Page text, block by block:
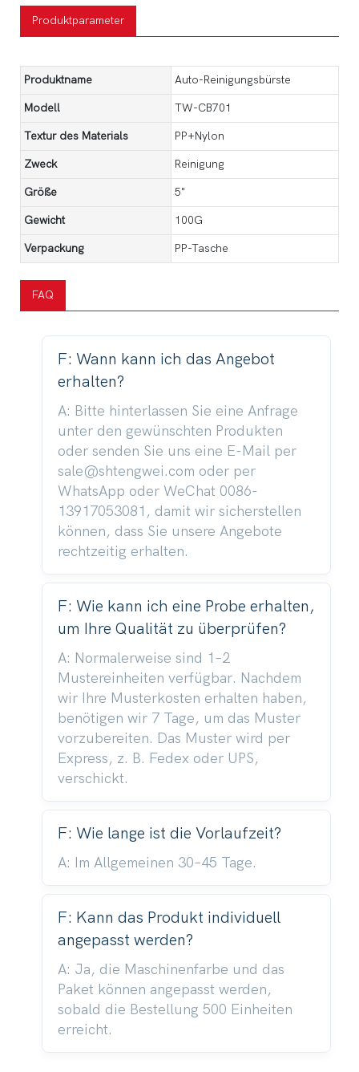
Produktparameter
Produktname Auto-Reinigungsbürste
Modell TW-CB701
Textur des Materials PP+Nylon
Zweck Reinigung
Größe 5"
Gewicht 100G
Verpackung PP-Tasche
FAQ
F: Wann kann ich das Angebot
erhalten?
A: Bitte hinterlassen Sie eine Anfrage
unter den gewünschten Produkten
oder senden Sie uns eine E-Mail per
sale@shtengwei.com oder per
WhatsApp oder WeChat 0086-
13917053081, damit wir sicherstellen
können, dass Sie unsere Angebote
rechtzeitig erhalten.
F: Wie kann ich eine Probe erhalten,
um Ihre Qualität zu überprüfen?
A: Normalerweise sind 1–2
Mustereinheiten verfügbar. Nachdem
wir Ihre Musterkosten erhalten haben,
benötigen wir 7 Tage, um das Muster
vorzubereiten. Das Muster wird per
Express, z. B. Fedex oder UPS,
verschickt.
F: Wie lange ist die Vorlaufzeit?
A: Im Allgemeinen 30–45 Tage.
F: Kann das Produkt individuell
angepasst werden?
A: Ja, die Maschinenfarbe und das
Paket können angepasst werden,
sobald die Bestellung 500 Einheiten
erreicht.